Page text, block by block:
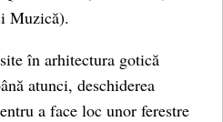
Muzică).
în arhitectura gotică
atunci, deschiderea
a face loc unor ferestre